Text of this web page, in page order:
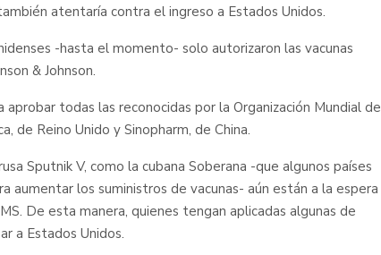
atentaría contra el ingreso a Estados Unidos.
-hasta el momento- solo autorizaron las vacunas
& Johnson.
aprobar todas las reconocidas por la Organización Mundial de
de Reino Unido y Sinopharm, de China.
Sputnik V, como la cubana Soberana -que algunos países
aumentar los suministros de vacunas- aún están a la espera
De esta manera, quienes tengan aplicadas algunas de
a Estados Unidos.